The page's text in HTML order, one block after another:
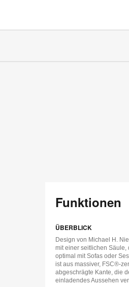
Funktionen
ÜBERBLICK
Design von Michael H.
mit einer seitlichen Säule,
optimal mit Sofas oder
ist aus massiver, FSC®-
abgeschrägte Kante, die
einladendes Aussehen